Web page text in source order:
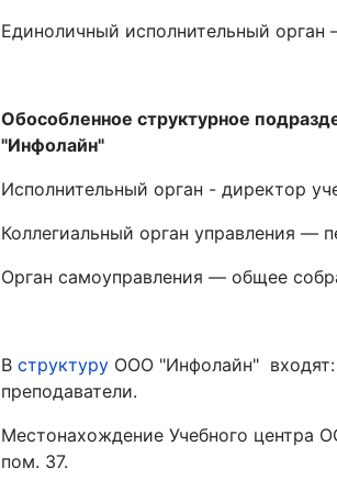
Единоличный исполнительный
Обособленное структурное
"Инфолайн"
Исполнительный орган - директор
Коллегиальный орган управления —
Орган самоуправления — общее
В структуру ООО "Инфолайн" входят:
преподаватели.
Местонахождение Учебного центра
пом. 37.